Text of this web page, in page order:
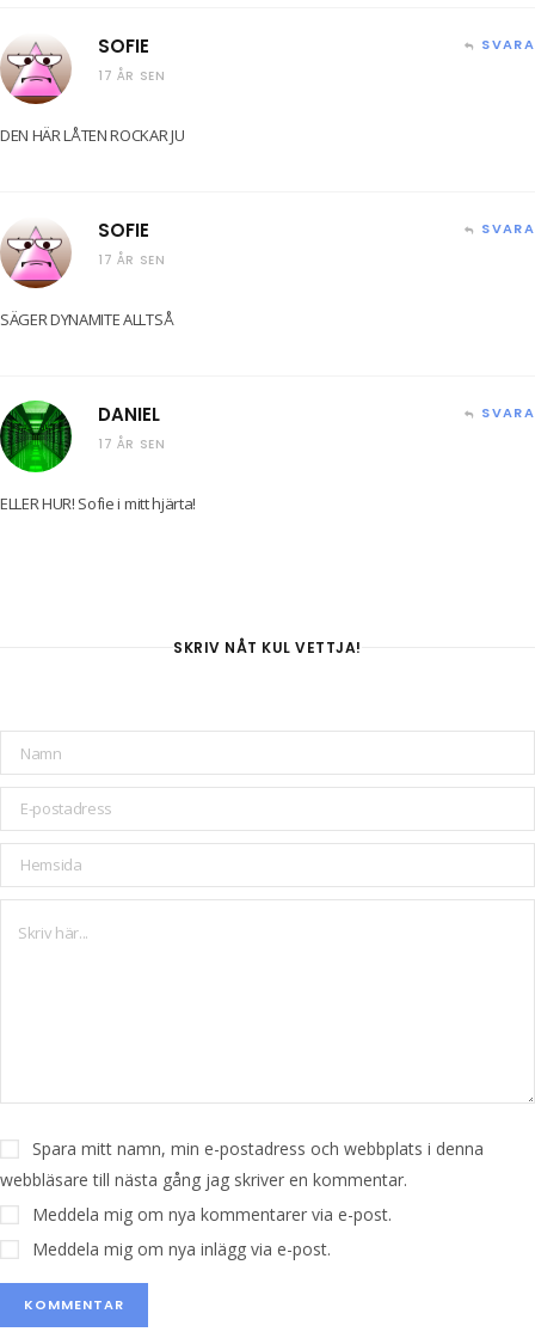
SOFIE
17 ÅR SEN
SVARA
DEN HÄR LÅTEN ROCKAR JU
SOFIE
17 ÅR SEN
SVARA
SÄGER DYNAMITE ALLTSÅ
DANIEL
17 ÅR SEN
SVARA
ELLER HUR! Sofie i mitt hjärta!
SKRIV NÅT KUL VETTJA!
Spara mitt namn, min e-postadress och webbplats i denna
webbläsare till nästa gång jag skriver en kommentar.
Meddela mig om nya kommentarer via e-post.
Meddela mig om nya inlägg via e-post.